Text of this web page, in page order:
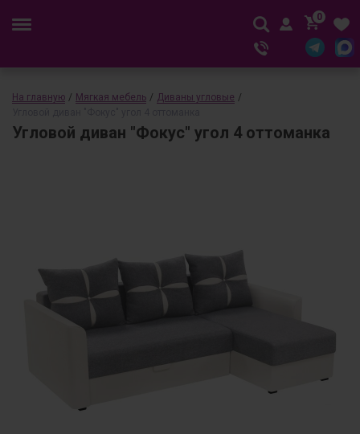
0
На главную / Мягкая мебель / Диваны угловые /
Угловой диван "Фокус" угол 4 оттоманка